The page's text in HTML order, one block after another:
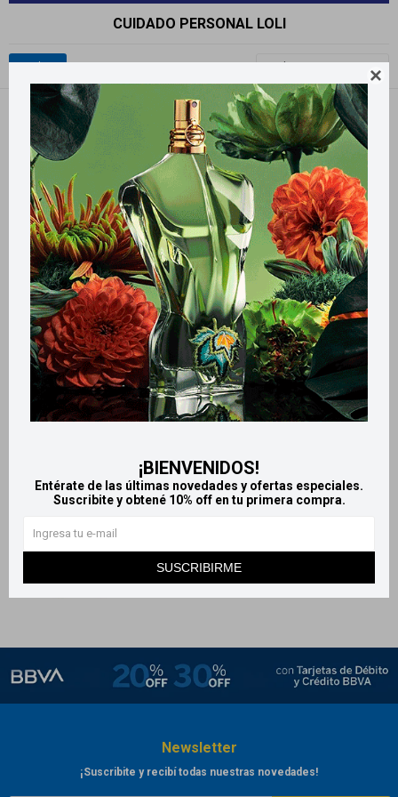

¡BIENVENIDOS!
Entérate de las últimas novedades y ofertas especiales.
Suscribite y obtené 10% off en tu primera compra.
SUSCRIBIRME
CUIDADO PERSONAL LOLI
Filtrando por: LOLI
LlegaMAÑANA
LlegaMAÑANA
Body Splash LOLI 110ml -
Newsletter
¡Suscribite y recibí todas nuestras novedades!